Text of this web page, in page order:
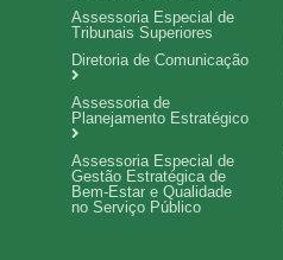
Assessoria Especial de
Tribunais Superiores
Diretoria de Comunicação
Assessoria de
Planejamento Estratégico
Assessoria Especial de
Gestão Estratégica de
Bem-Estar e Qualidade
no Serviço Público